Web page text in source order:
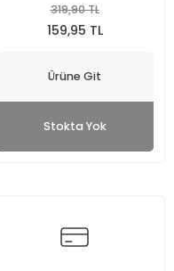
319,90 TL
159,95 TL
Ürüne Git
Stokta Yok